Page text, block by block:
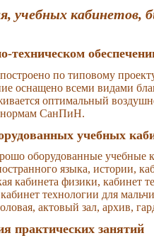
учебных кабинетов,
техническом
по типовому
оснащено всеми видами
оптимальный
нормам СанПиН.
учебных
оборудованные учебные
языка, истории,
кабинета физики, кабинет
технологии для
актовый зал, архив,
практических занятий